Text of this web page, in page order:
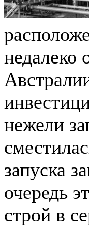
недалеко
нежели
запуска
очередь
строй в